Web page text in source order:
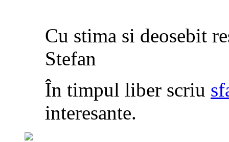
Cu stima si deosebit
Stefan
În timpul liber scriu
interesante.